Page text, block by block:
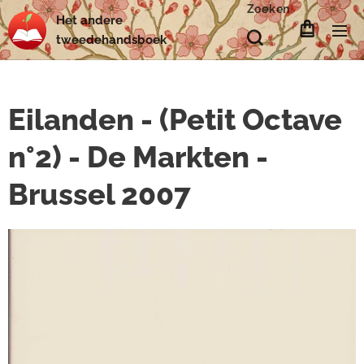
Hetandere
tweedehandsboek
Zoeken
Eilanden - (Petit Octave
n°2) - De Markten -
Brussel 2007